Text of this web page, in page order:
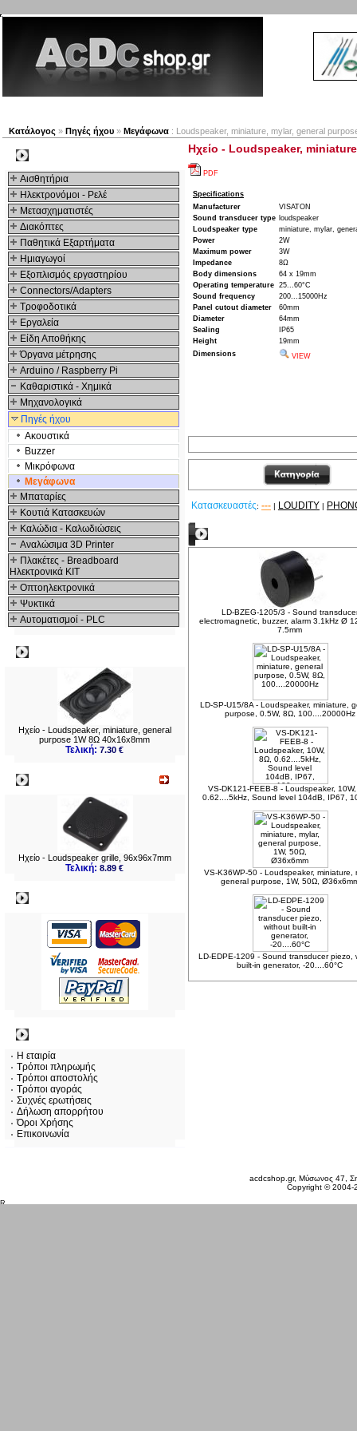
Κατάλογος » Πηγές ήχου » Μεγάφωνα : Loudspeaker, miniature, mylar, general
Αισθητήρια
Ηλεκτρονόμοι - Ρελέ
Μετασχηματιστές
Διακόπτες
Παθητικά Εξαρτήματα
Hμιαγωγοί
Εξοπλισμός εργαστηρίου
Connectors/Adapters
Τροφοδοτικά
Εργαλεία
Είδη Αποθήκης
Όργανα μέτρησης
Arduino / Raspberry Pi
Καθαριστικά - Χημικά
Μηχανολογικά
Πηγές ήχου
Ακουστικά
Buzzer
Μικρόφωνα
Μεγάφωνα
Μπαταρίες
Κουτιά Κατασκευών
Καλώδια - Καλωδιώσεις
Αναλώσιμα 3D Printer
Πλακέτες - Breadboard
Ηλεκτρονικά ΚΙΤ
Οπτοηλεκτρονικά
Ψυκτικά
Αυτοματισμοί - PLC
Ηχείο - Loudspeaker, miniature, general
purpose 1W 8Ω 40x16x8mm
Τελική:7.30 €
Ηχείο - Loudspeaker grille, 96x96x7mm
Τελική:8.89 €
Η εταιρία
Τρόποι πληρωμής
Τρόποι αποστολής
Τρόποι αγοράς
Συχνές ερωτήσεις
Δήλωση απορρήτου
Όροι Χρήσης
Επικοινωνία
Ηχείο - Loudspeaker,
PDF
Specifications
Manufacturer
VISATON
Sound transducer type loudspeaker
Loudspeaker type
miniature, mylar,
Power
2W
Maximum power
3W
Impedance
8Ω
Body dimensions
64 x 19mm
Operating temperature 25...60°C
Sound frequency
200...15000Hz
Panel cutout diameter
60mm
Diameter
64mm
Sealing
IP65
Height
19mm
Dimensions
VIEW
Κατασκευαστές: --- | LOUDITY |
LD-BZEG-1205/3 - Sound
electromagnetic, buzzer, alarm 3.1kHz Ø
7.5mm
LD-SP-U15/8A - Loudspeaker, miniature,
purpose, 0.5W, 8Ω, 100....20000Hz
VS-DK121-FEEB-8 - Loudspeaker,
0.62....5kHz, Sound level 104dB, IP67,
VS-K36WP-50 - Loudspeaker, miniature,
general purpose, 1W, 50Ω,
LD-EDPE-1209 - Sound transducer piezo,
built-in generator, -20....60°C
acdcshop.gr, Μύσωνος 47,
Copyright ©